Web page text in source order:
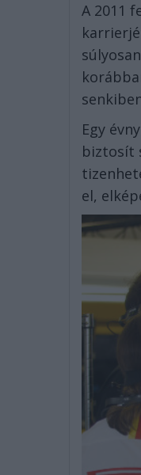
A 2011
Egy
biztosít
el,